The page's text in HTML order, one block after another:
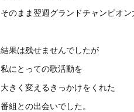
そのまま翌週グランドチャンピオ
結果は残せませんでしたが
私にとっての歌活動を
大きく変えるきっかけをくれた
番組との出会いでした。